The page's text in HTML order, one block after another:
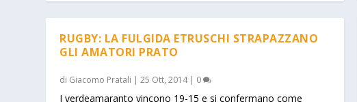
RUGBY: LA FULGIDA ETRUSCHI STRAPAZZANO
GLI AMATORI PRATO
di Giacomo Pratali |25 Ott, 2014| 0
I verdeamaranto vincono 19-15 e si confermano come